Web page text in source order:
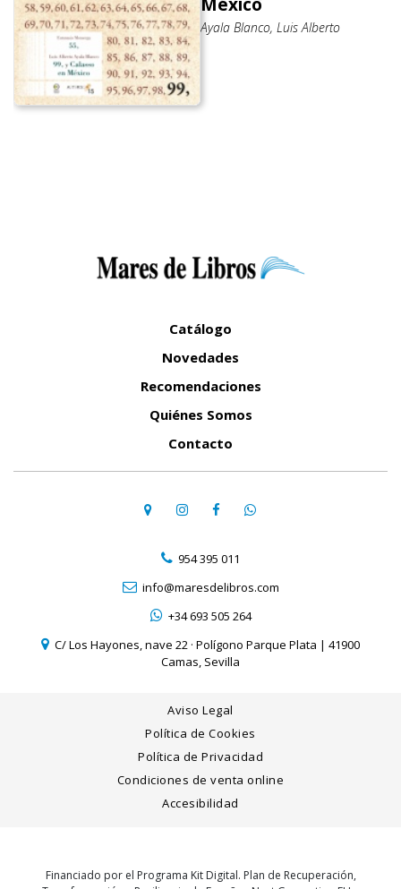
Ayala Blanco, Luis Alberto
Catálogo
Novedades
Recomendaciones
Quiénes Somos
Contacto
954 395 011
info@maresdelibros.com
+34 693 505 264
C/ Los Hayones, nave 22 · Polígono Parque Plata | 41900
Camas, Sevilla
Aviso Legal
Política de Cookies
Política de Privacidad
Condiciones de venta online
Accesibilidad
Financiado por el Programa Kit Digital. Plan de Recuperación,